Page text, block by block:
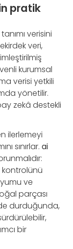
pratik
verisini
veri,
kurumsal
verisi yetkili
yönetilir.
zekâ destekli
ilerlemeyi
sınırlar. ai
ve
parçası
durduğunda,
bir